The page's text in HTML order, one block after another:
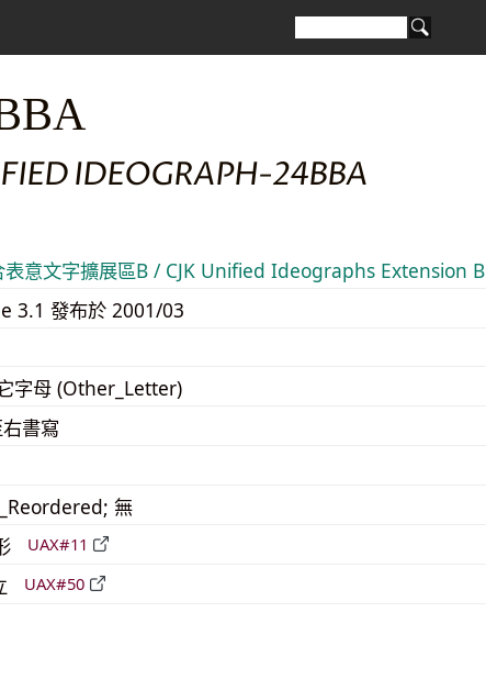
IDEOGRAPH-24BBA
表意文字擴展區B / CJK Unified Ideographs Extension B
3.1 發布於 2001/03
字母 (Other_Letter)
書寫
無
UAX#11
UAX#50